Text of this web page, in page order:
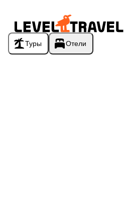
Туры Отели